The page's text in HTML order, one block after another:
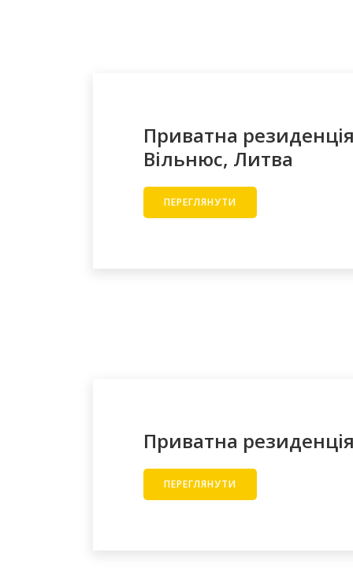
Приватна
Вільнюс, Литва
ПЕРЕГЛЯНУТИ
Приватна
ПЕРЕГЛЯНУТИ